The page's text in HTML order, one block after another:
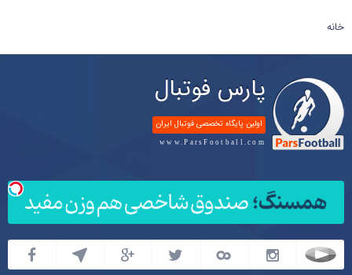
خانه
پارس فوتبال
اولین پایگاه تخصصی فوتبال ایران
www.ParsFootball.com